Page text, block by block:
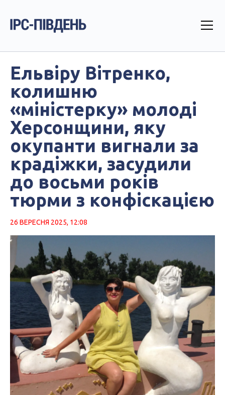
Ельвіру Вітренко,
колишню
«міністерку» молоді
Херсонщини, яку
окупанти вигнали за
крадіжки, засудили
до восьми років
тюрми з конфіскацією
26 ВЕРЕСНЯ 2025, 12:08